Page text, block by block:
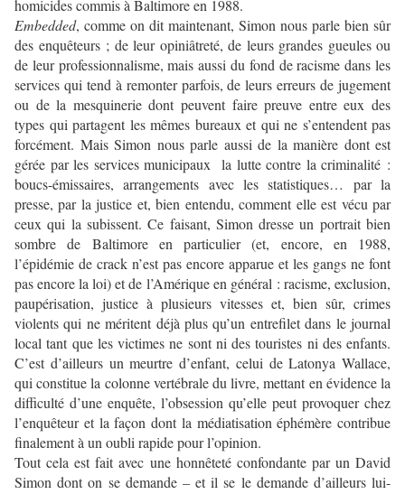
homicides commis à Baltimore en 1988.
Embedded, comme on dit maintenant, Simon nous parle bien sûr
des enquêteurs ; de leur opiniâtreté, de leurs grandes gueules ou
de leur professionnalisme, mais aussi du fond de racisme dans les
services qui tend à remonter parfois, de leurs erreurs de jugement
ou de la mesquinerie dont peuvent faire preuve entre eux des
types qui partagent les mêmes bureaux et qui ne s’entendent pas
forcément. Mais Simon nous parle aussi de la manière dont est
gérée par les services municipaux la lutte contre la criminalité :
boucs-émissaires, arrangements avec les statistiques… par la
presse, par la justice et, bien entendu, comment elle est vécu par
ceux qui la subissent. Ce faisant, Simon dresse un portrait bien
sombre de Baltimore en particulier (et, encore, en 1988,
l’épidémie de crack n’est pas encore apparue et les gangs ne font
pas encore la loi) et de l’Amérique en général : racisme, exclusion,
paupérisation, justice à plusieurs vitesses et, bien sûr, crimes
violents qui ne méritent déjà plus qu’un entrefilet dans le journal
local tant que les victimes ne sont ni des touristes ni des enfants.
C’est d’ailleurs un meurtre d’enfant, celui de Latonya Wallace,
qui constitue la colonne vertébrale du livre, mettant en évidence la
difficulté d’une enquête, l’obsession qu’elle peut provoquer chez
l’enquêteur et la façon dont la médiatisation éphémère contribue
finalement à un oubli rapide pour l’opinion.
Tout cela est fait avec une honnêteté confondante par un David
Simon dont on se demande – et il se le demande d’ailleurs lui-